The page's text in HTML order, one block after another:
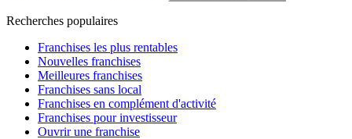
Recherches populaires
Franchises les plus rentables
Nouvelles franchises
Meilleures franchises
Franchises sans local
Franchises en complément d'activité
Franchises pour investisseur
Ouvrir une franchise